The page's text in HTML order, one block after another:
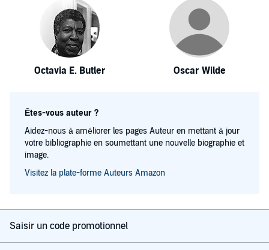
Octavia E. Butler Oscar Wilde
Êtes-vous auteur ?
Aidez-nous à améliorer les pages Auteur en mettant à jour
votre bibliographie en soumettant une nouvelle biographie et
image.
Visitez la plate-forme Auteurs Amazon
Saisir un code promotionnel